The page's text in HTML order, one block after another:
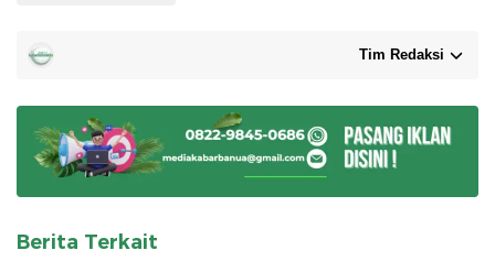
Tim Redaksi
Berita Terkait